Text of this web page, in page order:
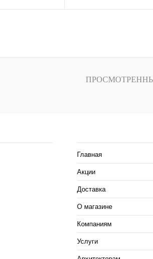
Главная
Акции
Доставка
О магазине
Компаниям
Услуги